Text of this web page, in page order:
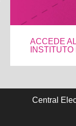
ACCEDE
Central